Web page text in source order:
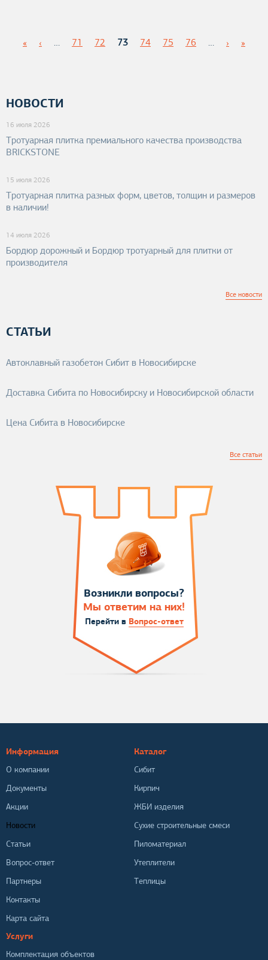
р
а
н
и
ц
ы
« ‹ … 71 72 73 74 75 76 … › »
НОВОСТИ
16 июля 2026
Тротуарная плитка премиального качества производства
BRICKSTONE
15 июля 2026
Тротуарная плитка разных форм, цветов, толщин и размеров
в наличии!
14 июля 2026
Бордюр дорожный и Бордюр тротуарный для плитки от
производителя
Все новости
СТАТЬИ
Автоклавный газобетон Сибит в Новосибирске
Доставка Сибита по Новосибирску и Новосибирской области
Цена Сибита в Новосибирске
Все статьи
Возникли вопросы?
Мы ответим на них!
Перейти в Вопрос-ответ
Информация
О компании
Документы
Акции
Новости
Статьи
Вопрос-ответ
Партнеры
Контакты
Карта сайта
Каталог
Сибит
Кирпич
ЖБИ изделия
Сухие строительные смеси
Пиломатериал
Утеплители
Теплицы
Услуги
Комплектация объектов